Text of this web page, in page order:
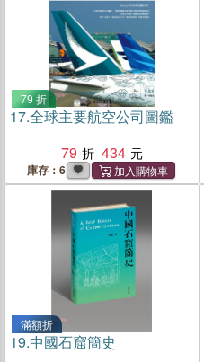
79 折
17.全球主要航空公司圖鑑
79
434
庫存：6
滿額折
19.中國石窟簡史